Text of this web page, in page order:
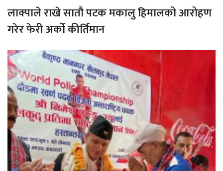
लाक्पाले राखे सातौ पटक मकालु हिमालको आरोहण
गरेर फेरी अर्को कीर्तिमान